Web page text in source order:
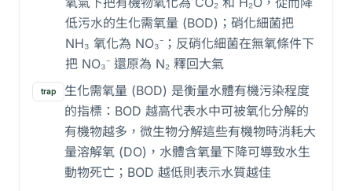
低污水的生化需氧量 (BOD)；硝化細菌把
NH₃ 氧化為 NO₃⁻；反硝化細菌在無氧條件下
把 NO₃⁻ 還原為 N₂ 釋回大氣
trap
生化需氧量 (BOD) 是衡量水體有機污染程度
的指標：BOD 越高代表水中可被氧化分解的
有機物越多，微生物分解這些有機物時消耗大
量溶解氧 (DO)，水體含氧量下降可導致水生
動物死亡；BOD 越低則表示水質越佳